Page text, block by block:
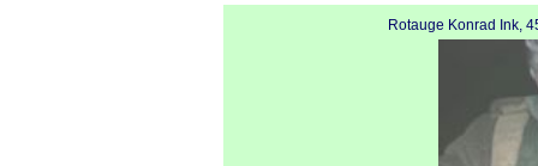
Rotauge Konrad Ink,